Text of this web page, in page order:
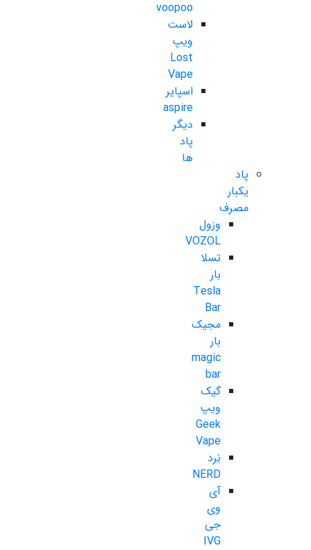
voopoo
لاست
ویپ
Lost
Vape
اسپایر
aspire
دیگر
پاد
ها
پاد
یکبار
مصرف
وزول
VOZOL
تسلا
بار
Tesla
Bar
مجیک
بار
magic
bar
گیک
ویپ
Geek
Vape
نِرد
NERD
آی
وی
جی
IVG